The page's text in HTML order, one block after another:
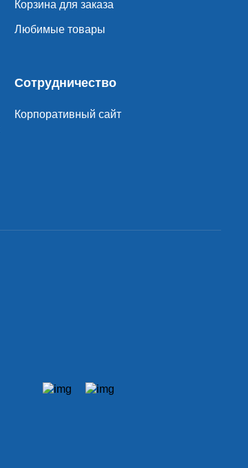
Корзина для заказа
Любимые товары
Сотрудничество
Корпоративный сайт